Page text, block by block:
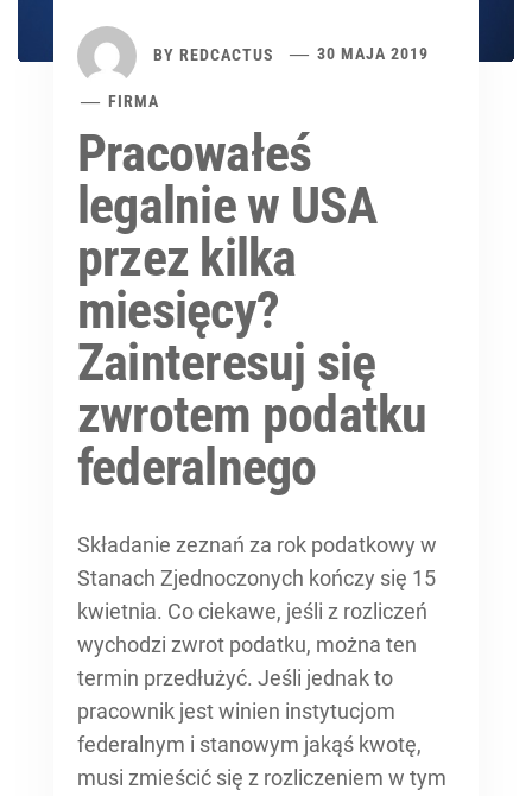
BY REDCACTUS 30 MAJA 2019
FIRMA
Pracowałeś
legalnie w USA
przez kilka
miesięcy?
Zainteresuj się
zwrotem podatku
federalnego
Składanie zeznań za rok podatkowy w
Stanach Zjednoczonych kończy się 15
kwietnia. Co ciekawe, jeśli z rozliczeń
wychodzi zwrot podatku, można ten
termin przedłużyć. Jeśli jednak to
pracownik jest winien instytucjom
federalnym i stanowym jakąś kwotę,
musi zmieścić się z rozliczeniem w tym